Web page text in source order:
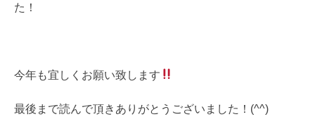
た！
今年も宜しくお願い致します
最後まで読んで頂きありがとうございました！(^^)